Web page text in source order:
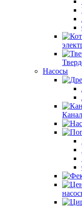
Насосы